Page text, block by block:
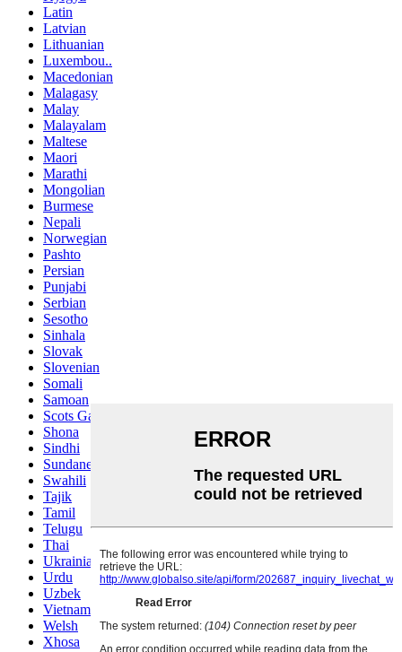
Latin
Latvian
Lithuanian
Luxembou..
Macedonian
Malagasy
Malay
Malayalam
Maltese
Maori
Marathi
Mongolian
Burmese
Nepali
Norwegian
Pashto
Persian
Punjabi
Serbian
Sesotho
Sinhala
Slovak
Slovenian
Somali
Samoan
Scots Gaelic
Shona
Sindhi
Sundanese
Swahili
Tajik
Tamil
Telugu
Thai
Ukrainian
Urdu
Uzbek
Vietnamese
Welsh
Xhosa